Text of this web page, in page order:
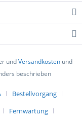
undVersandkostenund
beschrieben
Bestellvorgang
Fernwartung